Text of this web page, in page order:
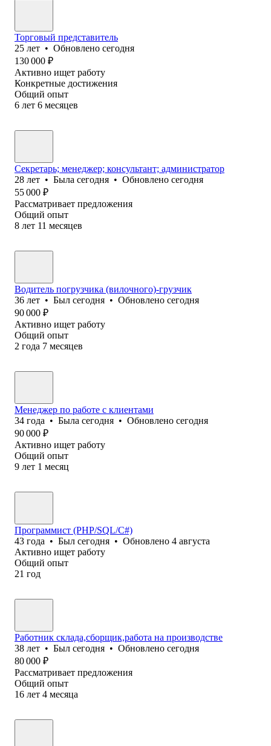
Торговый представитель
25 лет • Обновлено сегодня
130 000 ₽
Активно ищет работу
Конкретные достижения
Общий опыт
6 лет 6 месяцев
Секретарь; менеджер; консультант; администратор
28 лет • Была сегодня • Обновлено сегодня
55 000 ₽
Рассматривает предложения
Общий опыт
8 лет 11 месяцев
Водитель погрузчика (вилочного)-грузчик
36 лет • Был сегодня • Обновлено сегодня
90 000 ₽
Активно ищет работу
Общий опыт
2 года 7 месяцев
Менеджер по работе с клиентами
34 года • Была сегодня • Обновлено сегодня
90 000 ₽
Активно ищет работу
Общий опыт
9 лет 1 месяц
Программист (PHP/SQL/C#)
43 года • Был сегодня • Обновлено 4 августа
Активно ищет работу
Общий опыт
21 год
Работник склада,сборщик,работа на производстве
38 лет • Был сегодня • Обновлено сегодня
80 000 ₽
Рассматривает предложения
Общий опыт
16 лет 4 месяца